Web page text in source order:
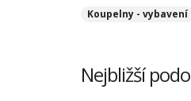
Koupelny - vybavení
Nejbližší